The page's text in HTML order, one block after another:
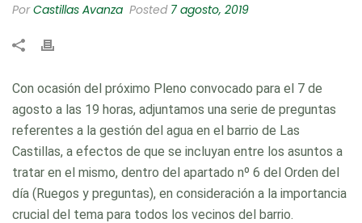
PorCastillas Avanza Posted 7 agosto, 2019
Con ocasión del próximo Pleno convocado para el 7 de
agosto a las 19 horas, adjuntamos una serie de preguntas
referentes a la gestión del agua en el barrio de Las
Castillas, a efectos de que se incluyan entre los asuntos a
tratar en el mismo, dentro del apartado nº 6 del Orden del
día (Ruegos y preguntas), en consideración a la importancia
crucial del tema para todos los vecinos del barrio.